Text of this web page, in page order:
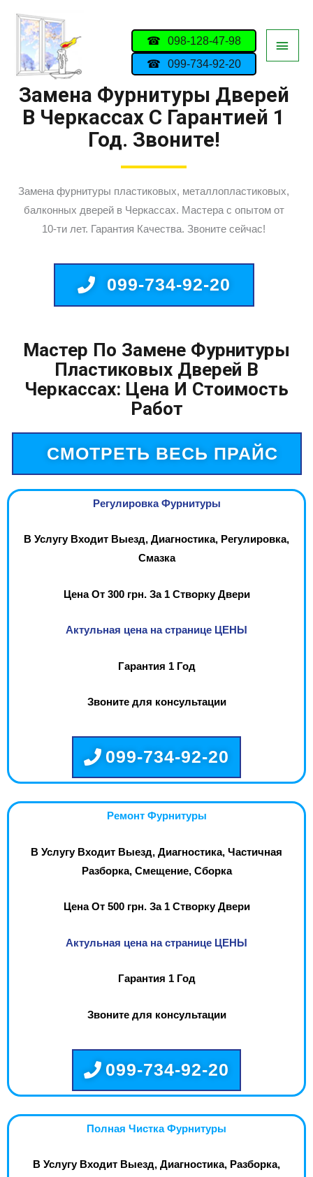
098-128-47-98
099-734-92-20
Замена Фурнитуры Дверей
В Черкассах С Гарантией 1
Год. Звоните!
Замена фурнитуры пластиковых, металлопластиковых,
балконных дверей в Черкассах. Мастера с опытом от
10-ти лет. Гарантия Качества. Звоните сейчас!
099-734-92-20
Мастер По Замене Фурнитуры
Пластиковых Дверей В
Черкассах: Цена И Стоимость
Работ
СМОТРЕТЬ ВЕСЬ ПРАЙС
Регулировка Фурнитуры
В Услугу Входит Выезд, Диагностика, Регулировка,
Смазка
Цена От 300 грн. За 1 Створку Двери
Актульная цена на странице ЦЕНЫ
Гарантия 1 Год
Звоните для консультации
099-734-92-20
Ремонт Фурнитуры
В Услугу Входит Выезд, Диагностика, Частичная
Разборка, Смещение, Сборка
Цена От 500 грн. За 1 Створку Двери
Актульная цена на странице ЦЕНЫ
Гарантия 1 Год
Звоните для консультации
099-734-92-20
Полная Чистка Фурнитуры
В Услугу Входит Выезд, Диагностика, Разборка,